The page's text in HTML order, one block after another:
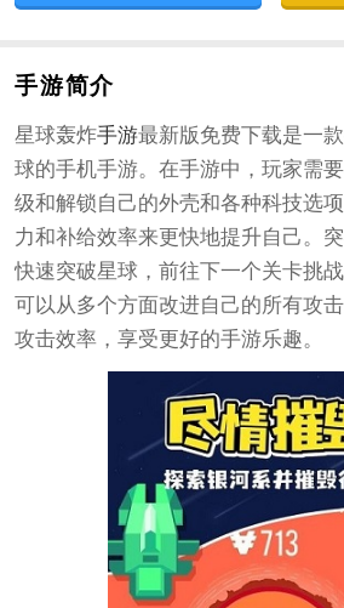
手游简介
星球轰炸手游最新版免费下载是一
球的手机手游。在手游中，玩家需
级和解锁自己的外壳和各种科技选
力和补给效率来更快地提升自己。
快速突破星球，前往下一个关卡挑
可以从多个方面改进自己的所有攻
攻击效率，享受更好的手游乐趣。